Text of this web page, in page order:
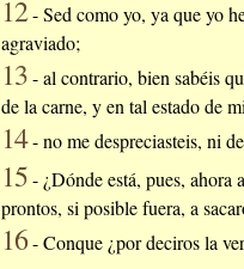
12- Sed como yo, ya que yo
agraviado;
13- al contrario, bien sabéis
de la carne, y en tal estado de
14- no me despreciasteis, ni
15- ¿Dónde está, pues, ahora
prontos, si posible fuera, a
16- Conque ¿por deciros la